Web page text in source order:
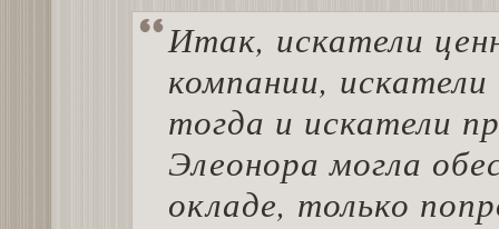
Итак, искатели
компании,
тогда и искатели
Элеонора могла
окладе, только